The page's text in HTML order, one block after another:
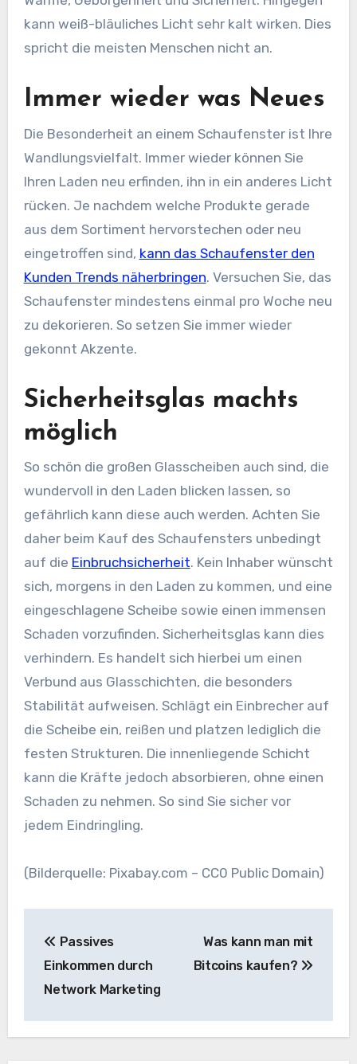
kann weiß-bläuliches Licht sehr kalt wirken. Dies
spricht die meisten Menschen nicht an.
Immer wieder was Neues
Die Besonderheit an einem Schaufenster ist Ihre
Wandlungsvielfalt. Immer wieder können Sie
Ihren Laden neu erfinden, ihn in ein anderes Licht
rücken. Je nachdem welche Produkte gerade
aus dem Sortiment hervorstechen oder neu
eingetroffen sind, kann das Schaufenster den
Kunden Trends näherbringen. Versuchen Sie, das
Schaufenster mindestens einmal pro Woche neu
zu dekorieren. So setzen Sie immer wieder
gekonnt Akzente.
Sicherheitsglas machts
möglich
So schön die großen Glasscheiben auch sind, die
wundervoll in den Laden blicken lassen, so
gefährlich kann diese auch werden. Achten Sie
daher beim Kauf des Schaufensters unbedingt
auf die Einbruchsicherheit. Kein Inhaber wünscht
sich, morgens in den Laden zu kommen, und eine
eingeschlagene Scheibe sowie einen immensen
Schaden vorzufinden. Sicherheitsglas kann dies
verhindern. Es handelt sich hierbei um einen
Verbund aus Glasschichten, die besonders
Stabilität aufweisen. Schlägt ein Einbrecher auf
die Scheibe ein, reißen und platzen lediglich die
festen Strukturen. Die innenliegende Schicht
kann die Kräfte jedoch absorbieren, ohne einen
Schaden zu nehmen. So sind Sie sicher vor
jedem Eindringling.
(Bilderquelle: Pixabay.com – CC0 Public Domain)
Passives
Einkommen durch
Network Marketing
Was kann man mit
Bitcoins kaufen?